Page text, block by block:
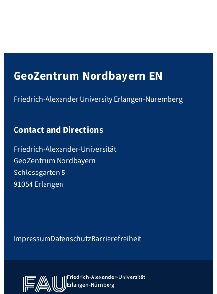
GeoZentrum Nordbayern EN
Friedrich-Alexander University Erlangen-Nuremberg
Contact and Directions
Friedrich-Alexander-Universität
GeoZentrum Nordbayern
Schlossgarten 5
91054 Erlangen
ImpressumDatenschutzBarrierefreiheit
Friedrich-Alexander-Universität
Erlangen-Nürnberg